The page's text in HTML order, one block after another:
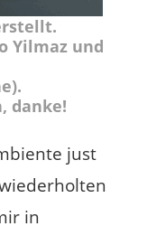
Yilmaz und
danke!
just
in